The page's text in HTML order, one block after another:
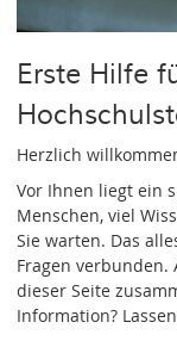
Erste Hilfe
Herzlich
Vor Ihnen liegt ein
Menschen, viel
Sie warten. Das
Fragen verbunden.
dieser Seite
Information?